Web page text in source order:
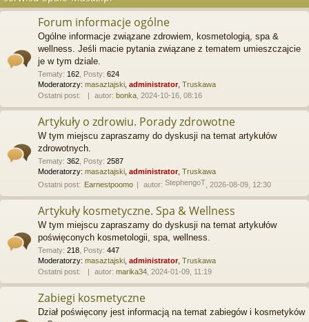
Forum informacje ogólne
Ogólne informacje związane zdrowiem, kosmetologią, spa &
wellness. Jeśli macie pytania związane z tematem umieszczajcie
je w tym dziale.
Tematy: 162 Posty: 624
Moderatorzy: masaztajski administrator, Truskawa
Ostatni post:
autor: bonka , 2024-10-16, 08:16
Artykuły o zdrowiu. Porady zdrowotne
W tym miejscu zapraszamy do dyskusji na temat artykułów
zdrowotnych.
Tematy: 362 Posty: 2587
Moderatorzy: masaztajski administrator, Truskawa
Ostatni post: Earnestpoomo autor: StephengoT , 2026-08-09, 12:30
Artykuły kosmetyczne. Spa & Wellness
W tym miejscu zapraszamy do dyskusji na temat artykułów
poświęconych kosmetologii, spa, wellness.
Tematy: 218 Posty: 447
Moderatorzy: masaztajski administrator, Truskawa
Ostatni post:
autor: marika34 , 2024-01-09, 11:19
Zabiegi kosmetyczne
Dział poświęcony jest informacją na temat zabiegów i kosmetyków